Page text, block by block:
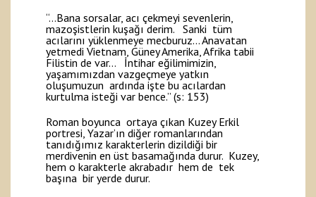
“…Bana sorsalar, acı çekmeyi sevenlerin,
mazoşistlerin kuşağı derim. Sanki tüm
acılarını yüklenmeye mecburuz… Anavatan
yetmedi Vietnam, Güney Amerika, Afrika tabii
Filistin de var… İntihar eğilimimizin,
yaşamımızdan vazgeçmeye yatkın
oluşumuzun ardında işte bu acılardan
kurtulma isteği var bence.” (s: 153)
Roman boyunca ortaya çıkan Kuzey Erkil
portresi, Yazar’ın diğer romanlarından
tanıdığımız karakterlerin dizildiği bir
merdivenin en üst basamağında durur. Kuzey,
hem o karakterle akrabadır hem de tek
başına bir yerde durur.